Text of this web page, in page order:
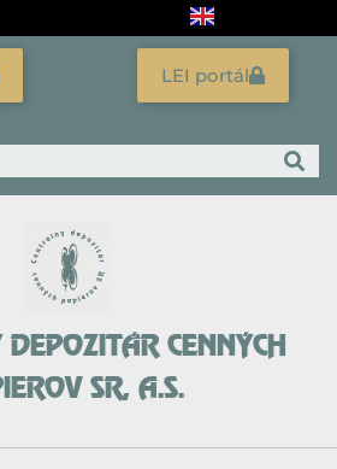
LEI portál
CENNÝCH
SR, A.S.